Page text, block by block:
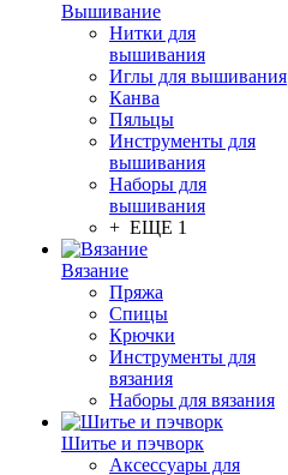
Вышивание
Нитки для
вышивания
Иглы для вышивания
Канва
Пяльцы
Инструменты для
вышивания
Наборы для
вышивания
+ ЕЩЕ 1
Вязание
Пряжа
Спицы
Крючки
Инструменты для
вязания
Наборы для вязания
Шитье и пэчворк
Аксессуары для